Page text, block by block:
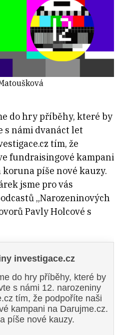
do hry příběhy, které by
s námi dvanáct let
tím, že
fundraisingové kampani
koruna píše nové kauzy.
jsme pro vás
„Narozeninových
Pavly Holcové s